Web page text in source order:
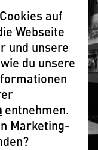
auf
Webseite
und unsere
du unsere
entnehmen.
Marketing-